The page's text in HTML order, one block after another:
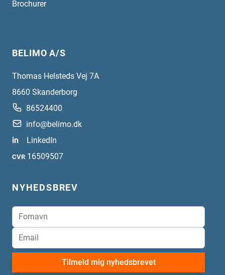
Brochurer
BELIMO A/S
Thomas Helsteds Vej 7A
8660 Skanderborg
86524400
info@belimo.dk
in
LinkedIn
CVR 16509507
NYHEDSBREV
Tilmeld mig nyhedsbrevet